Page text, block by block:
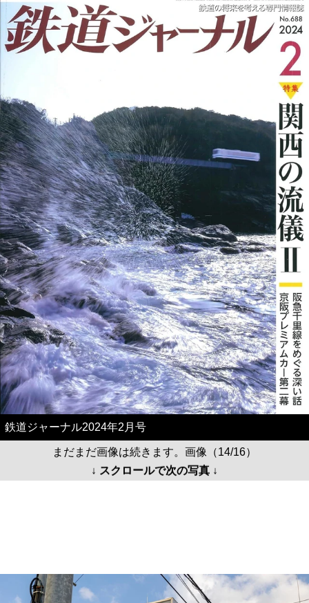
鉄道ジャーナル2024年2月号
まだまだ画像は続きます。画像（14/16）
↓ スクロールで次の写真 ↓